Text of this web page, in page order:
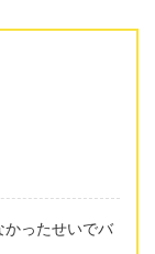
ったせいでバ